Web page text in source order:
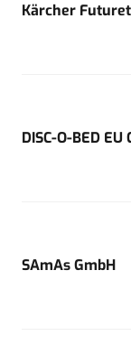
Kärcher
DISC-O-BED EU
SAmAs GmbH